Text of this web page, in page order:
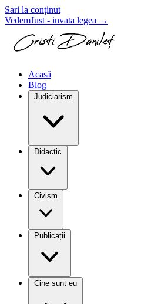
Sari la conținut
VedemJust - invata legea →
Acasă
Blog
Judiciarism
Didactic
Civism
Publicații
Cine sunt eu